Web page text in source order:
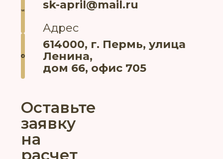
Оставьте
заявку
на
sk-april@mail.ru
Адрес
614000, г. Пермь, улица
Ленина,
дом 66, офис 705